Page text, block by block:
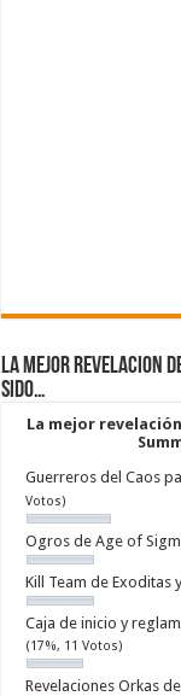
La mejor revelacion
sido…
La mejor
Guerreros del Caos
Votos)
Ogros de Age of
Kill Team de Exoditas
Caja de inicio y
(17%, 11 Votos)
Revelaciones Orkas